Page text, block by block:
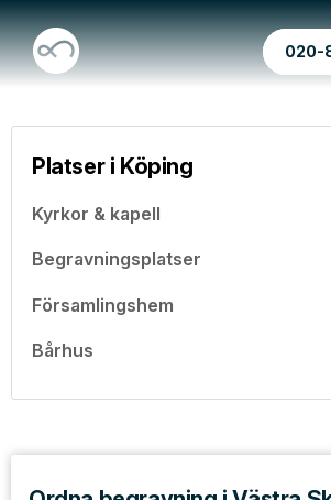
020-
Platser i Köping
Kyrkor & kapell
Begravningsplatser
Församlingshem
Bårhus